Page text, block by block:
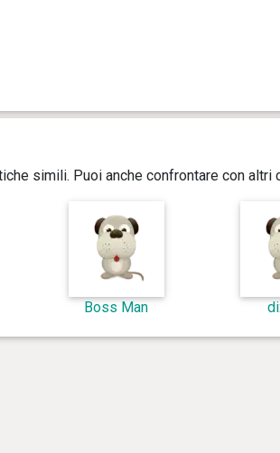
simili. Puoi anche confrontare con altri
Boss Man